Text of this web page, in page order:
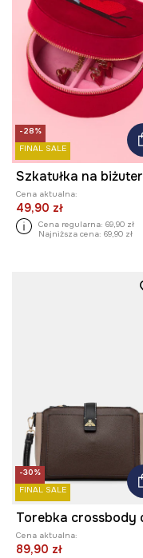
-28%
FINAL SALE
Cena aktualna:
49,90 zł
Cena regularna: 69,90 zł
Najniższa cena: 69,90 zł
-30%
FINAL SALE
Cena aktualna:
89,90 zł